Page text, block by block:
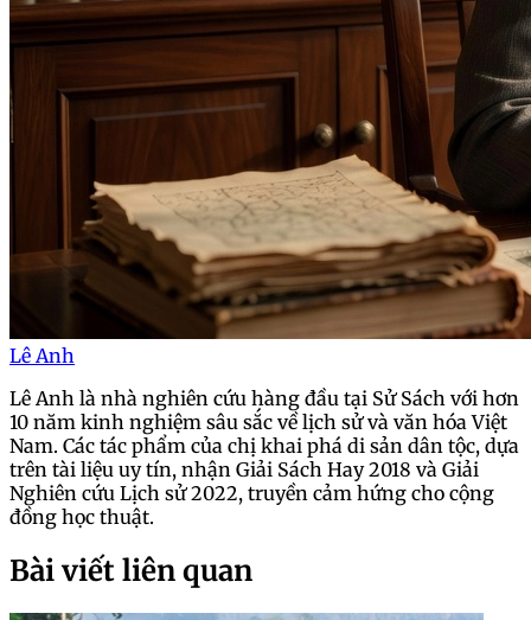
Lê Anh
Lê Anh là nhà nghiên cứu hàng đầu tại Sử Sách với hơn
10 năm kinh nghiệm sâu sắc về lịch sử và văn hóa Việt
Nam. Các tác phẩm của chị khai phá di sản dân tộc, dựa
trên tài liệu uy tín, nhận Giải Sách Hay 2018 và Giải
Nghiên cứu Lịch sử 2022, truyền cảm hứng cho cộng
đồng học thuật.
Bài viết liên quan